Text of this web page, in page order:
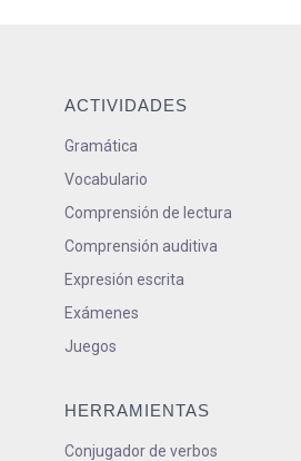
ACTIVIDADES
Gramática
Vocabulario
Comprensión de lectura
Comprensión auditiva
Expresión escrita
Exámenes
Juegos
HERRAMIENTAS
Conjugador de verbos